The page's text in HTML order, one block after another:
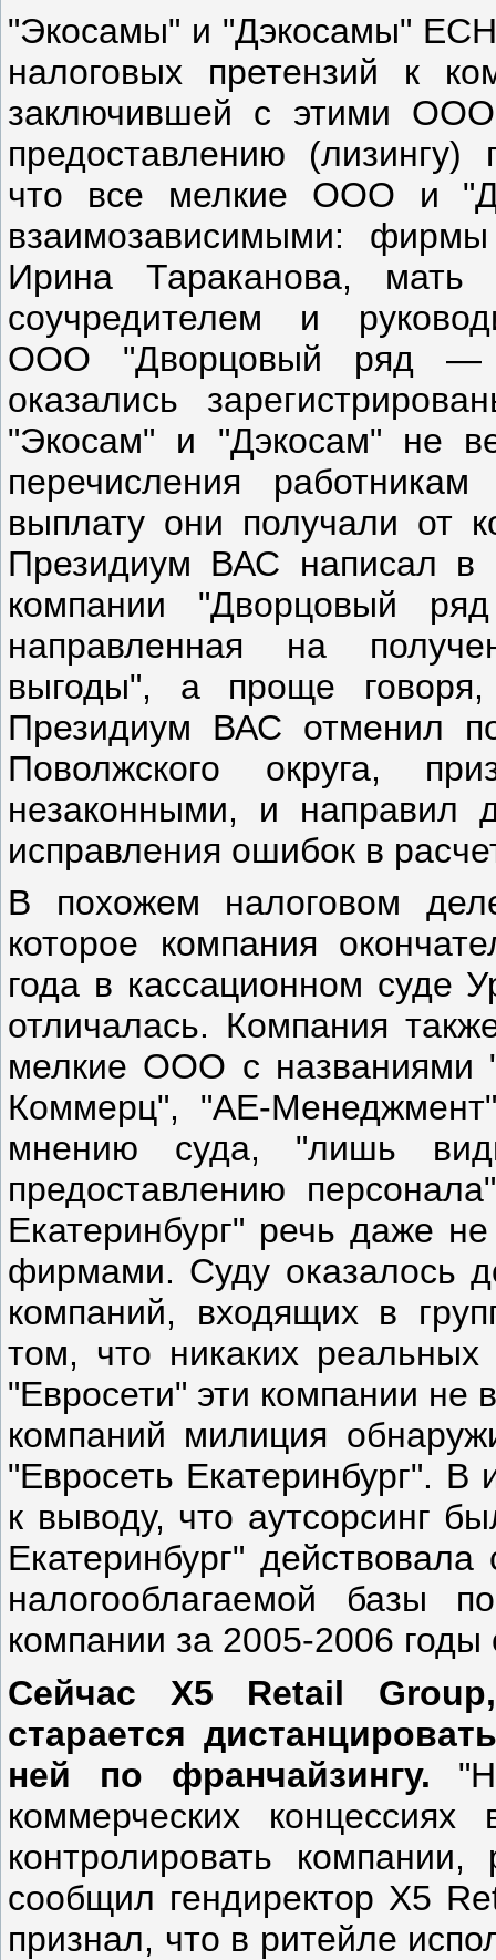
"Экосамы" и "Дэкосамы"
налоговых претензий к
заключившей с этими
предоставлению (лизингу)
что все мелкие ООО и
взаимозависимыми:
Ирина Тараканова, мать
соучредителем и
ООО "Дворцовый ряд —
оказались
"Экосам" и "Дэкосам" не
перечисления
выплату они получали
Президиум ВАС написал в
компании "Дворцовый
направленная на
выгоды", а проще
Президиум ВАС отменил
Поволжского округа,
незаконными, и направил
исправления ошибок в
В похожем налоговом
которое компания
года в кассационном суде
отличалась. Компания
мелкие ООО с
Коммерц", "АЕ-
мнению суда, "лишь
предоставлению
Екатеринбург" речь даже
фирмами. Суду оказалось
компаний, входящих в
том, что никаких
"Евросети" эти компании не
компаний милиция
"Евросеть Екатеринбург". В
к выводу, что аутсорсинг
Екатеринбург"
налогооблагаемой базы
компании за 2005-2006
Сейчас Х5 Retail
старается
ней по франчайзингу.
коммерческих
контролировать
сообщил гендиректор Х5
признал, что в ритейле